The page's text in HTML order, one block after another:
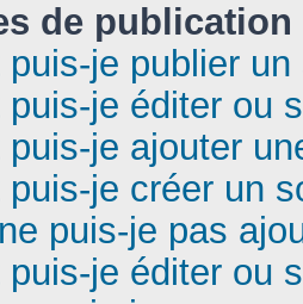
de publication
puis-je publier
puis-je éditer ou
puis-je ajouter
puis-je créer un
puis-je pas
puis-je éditer ou